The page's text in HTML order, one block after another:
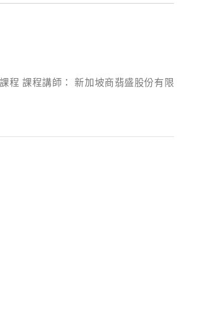
程 課程講師： 新加坡商翡盛股份有限